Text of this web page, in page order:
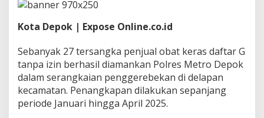
u
l
b
a
t
D
Kota Depok | Expose Online.co.id
Sebanyak 27 tersangka penjual obat keras daftar G
tanpa izin berhasil diamankan Polres Metro Depok
dalam serangkaian penggerebekan di delapan
kecamatan. Penangkapan dilakukan sepanjang
periode Januari hingga April 2025.